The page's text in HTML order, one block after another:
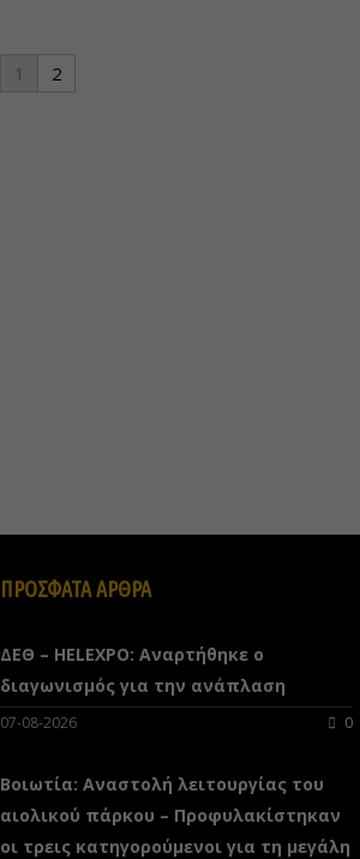
1 2
ΠΡΟΣΦΑΤΑ ΑΡΘΡΑ
ΔΕΘ – HELEXPO: Αναρτήθηκε ο
διαγωνισμός για την ανάπλαση
07-08-2026 0
Βοιωτία: Αναστολή λειτουργίας του
αιολικού πάρκου – Προφυλακίστηκαν
οι τρεις κατηγορούμενοι για τη μεγάλη